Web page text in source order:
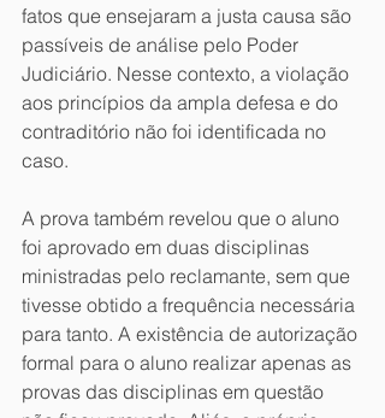
fatos que ensejaram a justa causa são
passíveis de análise pelo Poder
Judiciário. Nesse contexto, a violação
aos princípios da ampla defesa e do
contraditório não foi identificada no
caso.
A prova também revelou que o aluno
foi aprovado em duas disciplinas
ministradas pelo reclamante, sem que
tivesse obtido a frequência necessária
para tanto. A existência de autorização
formal para o aluno realizar apenas as
provas das disciplinas em questão